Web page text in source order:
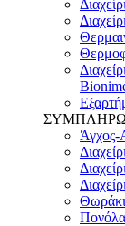
Άγχος-